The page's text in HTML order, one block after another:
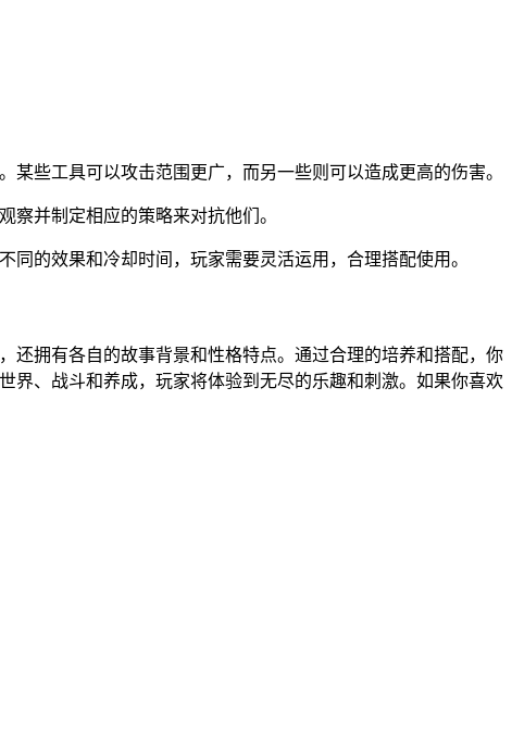
些工具可以攻击范围更广，而另一些则可以造成更高的伤害。
察并制定相应的策略来对抗他们。
的效果和冷却时间，玩家需要灵活运用，合理搭配使用。
还拥有各自的故事背景和性格特点。通过合理的培养和搭配，你
界、战斗和养成，玩家将体验到无尽的乐趣和刺激。如果你喜欢